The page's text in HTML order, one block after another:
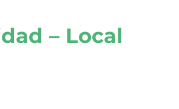
– Local